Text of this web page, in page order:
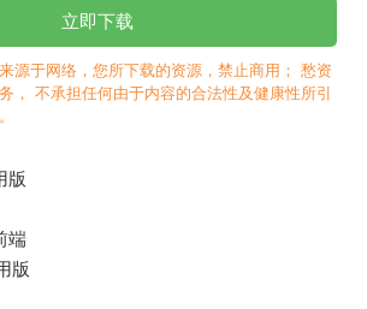
立即下载
源于网络，您所下载的资源，禁止商用； 愁资
， 不承担任何由于内容的合法性及健康性所引
版
端
版